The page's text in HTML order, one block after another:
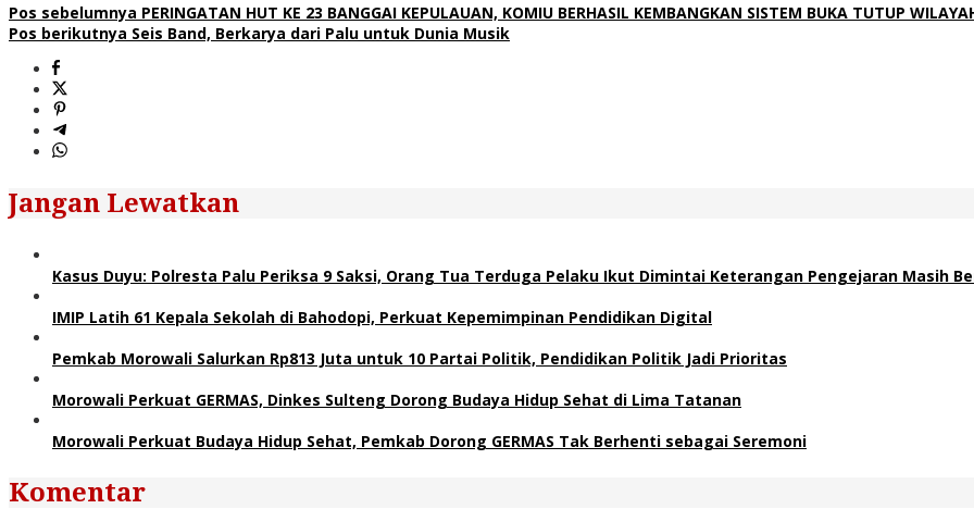
Pos sebelumnya PERINGATAN HUT KE 23 BANGGAI KEPULAUAN, KOMIU BERHASIL KEMBANGKAN SISTEM BUKA TUTUP
Pos berikutnya Seis Band, Berkarya dari Palu untuk Dunia Musik
Jangan Lewatkan
Kasus Duyu: Polresta Palu Periksa 9 Saksi, Orang Tua Terduga Pelaku Ikut Dimintai Keterangan Pengejaran Masih
IMIP Latih 61 Kepala Sekolah di Bahodopi, Perkuat Kepemimpinan Pendidikan Digital
Pemkab Morowali Salurkan Rp813 Juta untuk 10 Partai Politik, Pendidikan Politik Jadi Prioritas
Morowali Perkuat GERMAS, Dinkes Sulteng Dorong Budaya Hidup Sehat di Lima Tatanan
Morowali Perkuat Budaya Hidup Sehat, Pemkab Dorong GERMAS Tak Berhenti sebagai Seremoni
Komentar